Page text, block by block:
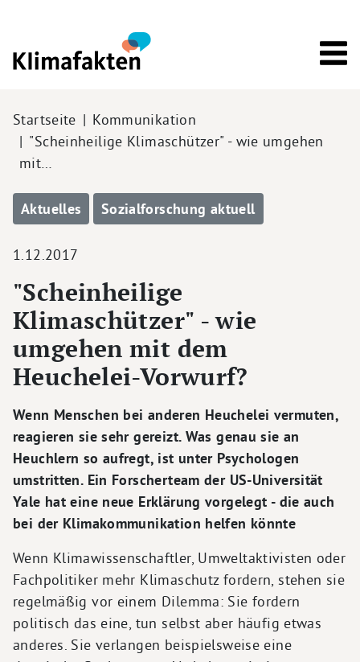
Pfadnavigation
Startseite
Kommunikation
"Scheinheilige Klimaschützer" - wie umgehen
mit…
Aktuelles Sozialforschung aktuell
1.12.2017
"Scheinheilige
Klimaschützer" - wie
umgehen mit dem
Heuchelei-Vorwurf?
Wenn Menschen bei anderen Heuchelei vermuten,
reagieren sie sehr gereizt. Was genau sie an
Heuchlern so aufregt, ist unter Psychologen
umstritten. Ein Forscherteam der US-Universität
Yale hat eine neue Erklärung vorgelegt - die auch
bei der Klimakommunikation helfen könnte
Wenn Klimawissenschaftler, Umweltaktivisten oder
Fachpolitiker mehr Klimaschutz fordern, stehen sie
regelmäßig vor einem Dilemma: Sie fordern
politisch das eine, tun selbst aber häufig etwas
anderes. Sie verlangen beispielsweise eine